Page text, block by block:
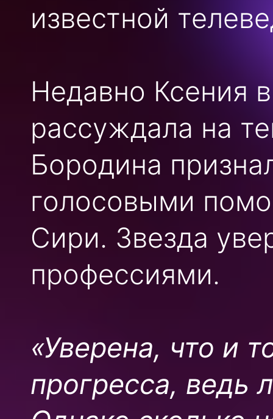
известной
Недавно Ксения
рассуждала на
Бородина
голосовыми
Сири. Звезда
профессиями.
«Уверена, что и
прогресса, ведь